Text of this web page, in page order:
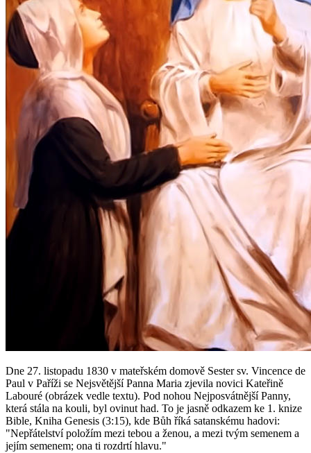
Dne 27. listopadu 1830 v mateřském domově Sester sv. Vincence de
Paul v Paříži se Nejsvětější Panna Maria zjevila novici Kateřině
Labouré (obrázek vedle textu). Pod nohou Nejposvátnější Panny,
která stála na kouli, byl ovinut had. To je jasně odkazem ke 1. knize
Bible, Kniha Genesis (3:15), kde Bůh říká satanskému hadovi:
"Nepřátelství položím mezi tebou a ženou, a mezi tvým semenem a
jejím semenem; ona ti rozdrtí hlavu."